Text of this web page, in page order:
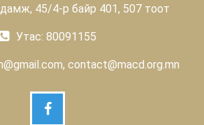
45/4-р байр 401, 507 тоот
Утас: 80091155
contact@macd.org.mn